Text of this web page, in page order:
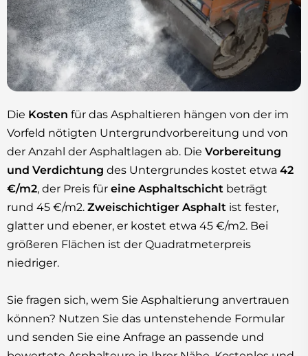
Die Kosten für das Asphaltieren hängen von der im
Vorfeld nötigten Untergrundvorbereitung und von
der Anzahl der Asphaltlagen ab. Die Vorbereitung
und Verdichtung des Untergrundes kostet etwa 42
€/m2, der Preis für eine Asphaltschicht beträgt
rund 45 €/m2. Zweischichtiger Asphalt ist fester,
glatter und ebener, er kostet etwa 45 €/m2. Bei
größeren Flächen ist der Quadratmeterpreis
niedriger.
Sie fragen sich, wem Sie Asphaltierung anvertrauen
können? Nutzen Sie das untenstehende Formular
und senden Sie eine Anfrage an passende und